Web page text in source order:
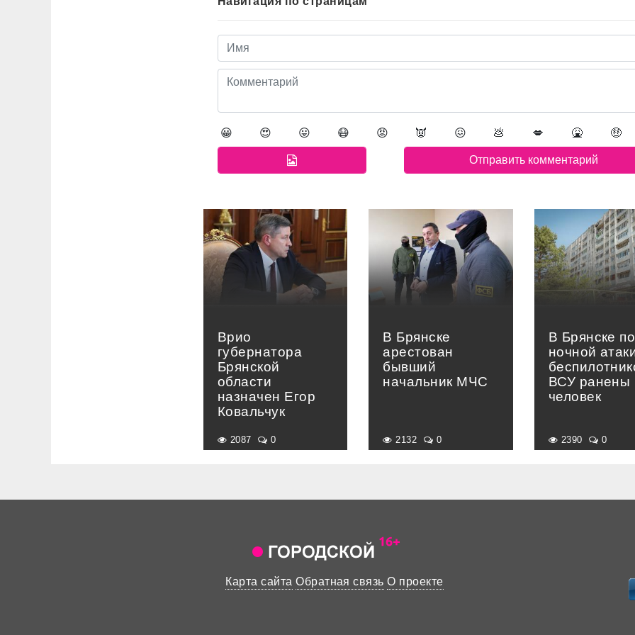
😀 😍 😛 😷 😡 👿 😖 💩 💋 🤮 🤑
Врио
губернатора
Брянской
области
назначен Егор
Ковальчук
2087 0
В Брянске
арестован
бывший
начальник МЧС
2132 0
В Брянске
ночной
ВСУ ранены
человек
2390 0
Карта сайта Обратная связь О проекте